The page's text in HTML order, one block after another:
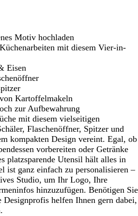
Motiv hochladen
mit diesem Vier-in-
Eisen
Kartoffelmakeln
zur Aufbewahrung
mit diesem vielseitigen
Flaschenöffner, Spitzer und
kompakten Design vereint. Egal, ob
vorbereiten oder Getränke
platzsparende Utensil hält alles in
ist ganz einfach zu personalisieren –
Studio, um Ihr Logo, Ihre
hinzuzufügen. Benötigen Sie
Designprofis helfen Ihnen gern dabei,